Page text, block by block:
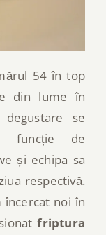
54 în top
din lume în
se
funcție de
și echipa sa
respectivă.
încercat noi în
friptura